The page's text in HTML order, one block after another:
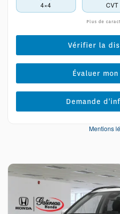
4×4 CVT
Plus de
Vérifier la
Évaluer
Demande
Mentions